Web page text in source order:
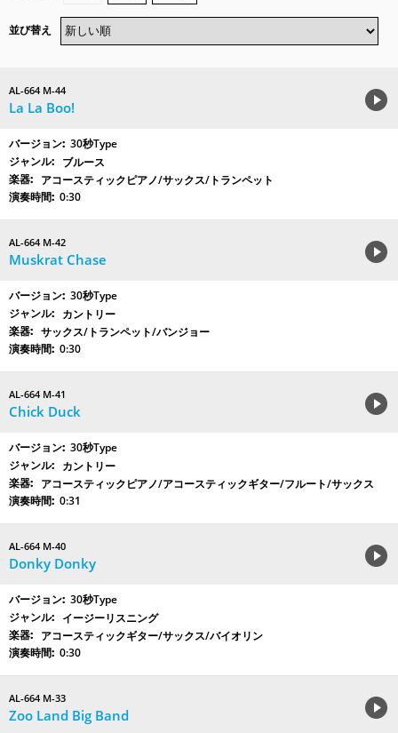
並び替え
AL-664 M-44
La La Boo!
30秒Type
ブルース
アコースティックピアノ/サックス/トランペット
0:30
AL-664 M-42
Muskrat Chase
30秒Type
カントリー
サックス/トランペット/バンジョー
0:30
AL-664 M-41
Chick Duck
30秒Type
カントリー
アコースティックピアノ/アコースティックギター/フルート/サックス
0:31
AL-664 M-40
Donky Donky
30秒Type
イージーリスニング
アコースティックギター/サックス/バイオリン
0:30
AL-664 M-33
Zoo Land Big Band